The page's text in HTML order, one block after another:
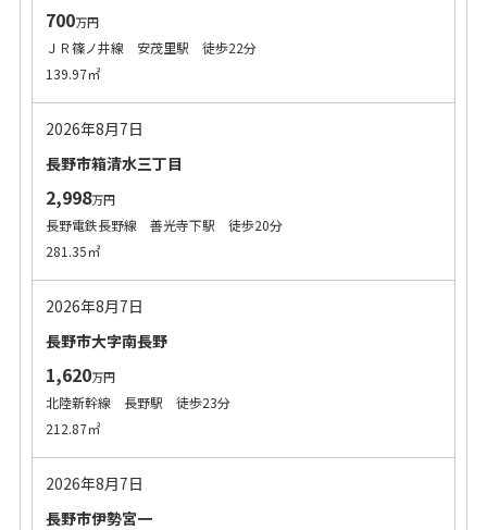
700万円
ＪＲ篠ノ井線 安茂里駅 徒歩22分
139.97㎡
2026年8月7日
長野市箱清水三丁目
2,998万円
長野電鉄長野線 善光寺下駅 徒歩20分
281.35㎡
2026年8月7日
長野市大字南長野
1,620万円
北陸新幹線 長野駅 徒歩23分
212.87㎡
2026年8月7日
長野市伊勢宮一